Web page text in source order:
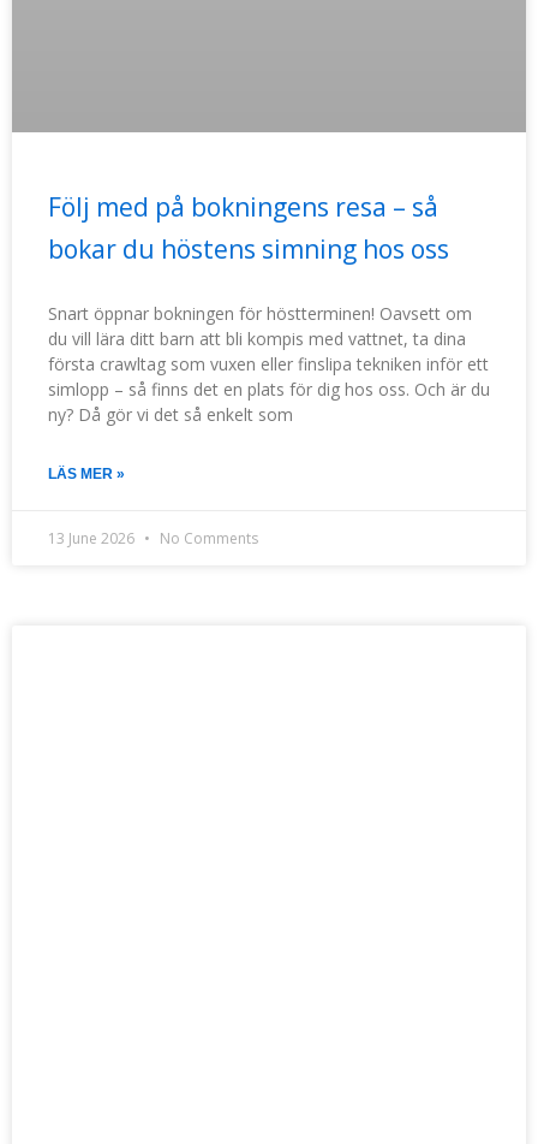
Följ med på bokningens resa – så
bokar du höstens simning hos oss
Snart öppnar bokningen för höstterminen! Oavsett om
du vill lära ditt barn att bli kompis med vattnet, ta dina
första crawltag som vuxen eller finslipa tekniken inför ett
simlopp – så finns det en plats för dig hos oss. Och är du
ny? Då gör vi det så enkelt som
LÄS MER »
13 June 2026 No Comments